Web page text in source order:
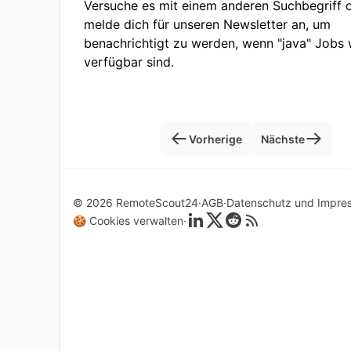
Versuche es mit einem anderen Suchbegriff
melde dich für unseren Newsletter an, um
benachrichtigt zu werden, wenn "java" Jobs
verfügbar sind.
Vorherige Nächste
© 2026 RemoteScout24 AGB Datenschutz und
🍪 Cookies verwalten